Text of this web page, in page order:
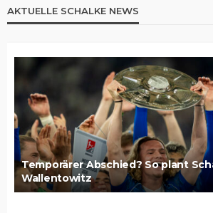
AKTUELLE SCHALKE NEWS
Temporärer Abschied? So plant
Wallentowitz